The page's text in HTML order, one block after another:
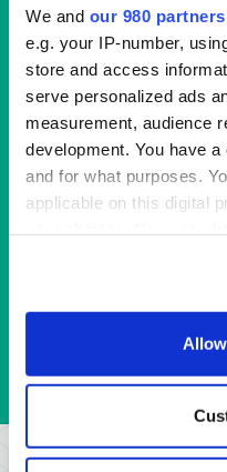
We and our 980 partners
e.g. your IP-number,
store and access
serve personalized ads
measurement, audience
development. You have
and for what purposes.
applicable on this digital
Find out more about how
We use cookies across
reasons, such as
National Federation
National
Samsung
Seoul